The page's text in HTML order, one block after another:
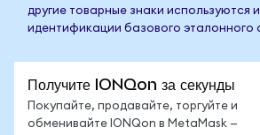
другие товарные знаки используются
идентификации базового эталонного
Получите IONQon за секунды
Покупайте, продавайте, торгуйте и
обменивайте IONQon в MetaMask —